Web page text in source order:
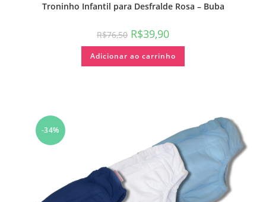
Troninho Infantil para Desfralde Rosa – Buba
R$76,50 R$39,90
Adicionar ao carrinho
-34%